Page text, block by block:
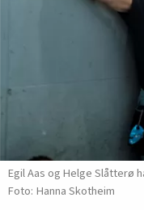
Egil Aas og Helge Slåtterø
Hanna Skotheim